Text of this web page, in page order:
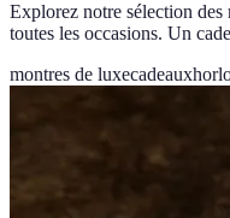
Explorez notre sélection
toutes les occasions. Un
montres de luxecadeaux